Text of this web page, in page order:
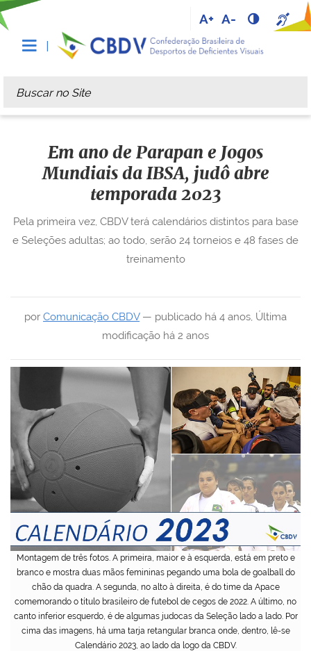
A+ A-
Busca
Busca Avançada…
Montagem de três fotos. A primeira, maior e à esquerda, está em preto e
branco e mostra duas mãos femininas pegando uma bola de goalball do
chão da quadra. A segunda, no alto à direita, é do time da Apace
comemorando o título brasileiro de futebol de cegos de 2022. A último, no
canto inferior esquerdo, é de algumas judocas da Seleção lado a lado. Por
cima das imagens, há uma tarja retangular branca onde, dentro, lê-se
Calendário 2023, ao lado da logo da CBDV.
Em ano de Parapan e Jogos
Mundiais da IBSA, judô abre
temporada 2023
por Comunicação CBDV— publicado há 4 anos, Última
modificação há 2 anos
Pela primeira vez, CBDV terá calendários distintos para base
e Seleções adultas; ao todo, serão 24 torneios e 48 fases de
treinamento